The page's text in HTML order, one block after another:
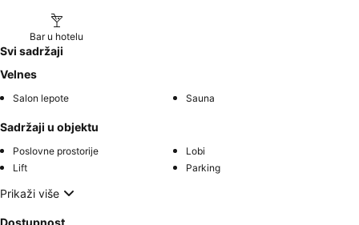
Bar u hotelu
Svi sadržaji
Velnes
Salon lepote Sauna
Sadržaji u objektu
Poslovne prostorije
Lobi
Lift
Parking
Prikaži više
Dostupnost